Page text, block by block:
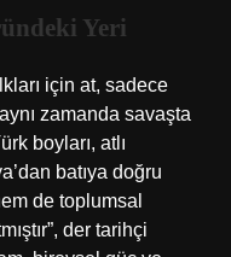
Yeri
için at, sadece
zamanda savaşta
boyları, atlı
batıya doğru
de toplumsal
der tarihçi